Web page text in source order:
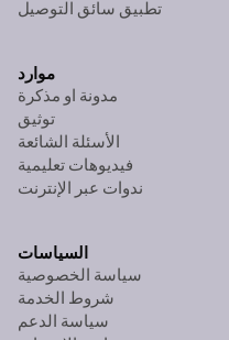
تطبيق سائق التوصيل
موارد
مدونة او مذكرة
توثيق
الأسئلة الشائعة
فيديوهات تعليمية
ندوات عبر الإنترنت
السياسات
سياسة الخصوصية
شروط الخدمة
سياسة الدعم